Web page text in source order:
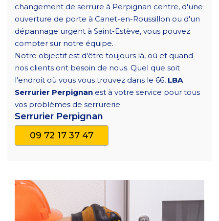
changement de serrure à Perpignan centre, d'une
ouverture de porte à Canet-en-Roussillon ou d'un
dépannage urgent à Saint-Estève, vous pouvez
compter sur notre équipe.
Notre objectif est d'être toujours là, où et quand
nos clients ont besoin de nous. Quel que soit
l'endroit où vous vous trouvez dans le 66, LBA
Serrurier Perpignan est à votre service pour tous
vos problèmes de serrurerie.
Serrurier Perpignan
09 72 17 37 47